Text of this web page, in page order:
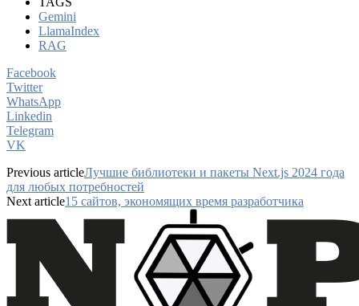
Gemini
LlamaIndex
RAG
Facebook
Twitter
WhatsApp
Linkedin
Telegram
VK
Previous articleЛучшие библиотеки и пакеты Next.js 2024 года
для любых потребностей
Next article15 сайтов, экономящих время разработчика